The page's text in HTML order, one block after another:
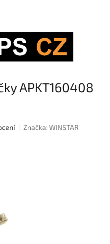
APKT160408
Značka:WINSTAR